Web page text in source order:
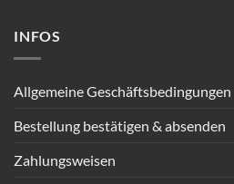
INFOS
Allgemeine Geschäftsbedingungen
Bestellung bestätigen & absenden
Zahlungsweisen